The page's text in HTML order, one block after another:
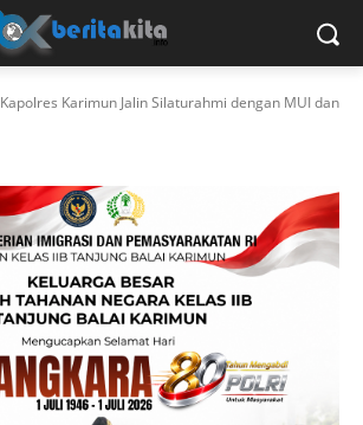
Kapolres Karimun Jalin Silaturahmi dengan MUI dan